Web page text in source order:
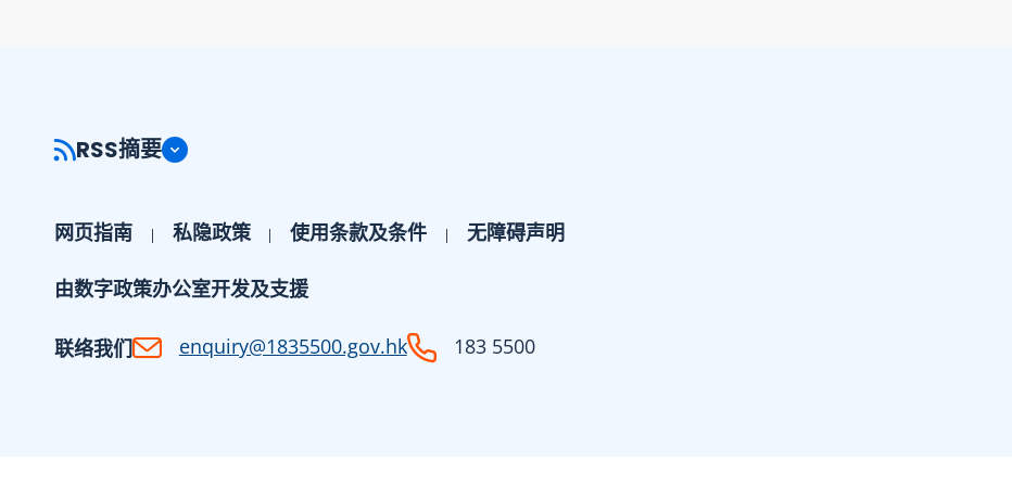
RSS摘要
网页指南 私隐政策 使用条款及条件 无障碍声明
由数字政策办公室开发及支援
联络我们 enquiry@1835500.gov.hk 183 5500